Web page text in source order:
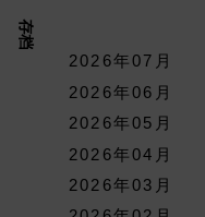
存档
2026年07月
2026年06月
2026年05月
2026年04月
2026年03月